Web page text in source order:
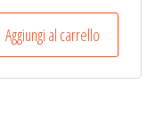
Aggiungi al carrello